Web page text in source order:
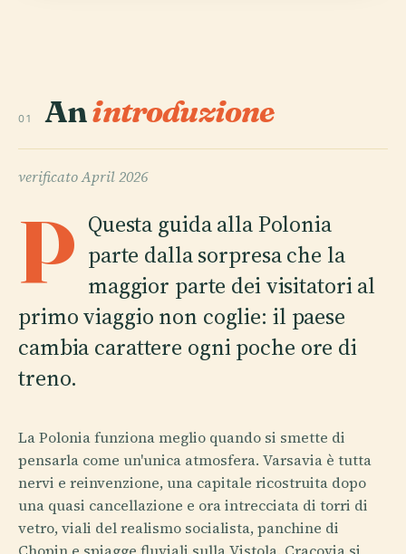
01 Anintroduzione
verificatoApril 2026
P Questa guida alla Polonia
parte dalla sorpresa che la
maggior parte dei visitatori al
primo viaggio non coglie: il paese
cambia carattere ogni poche ore di
treno.
La Polonia funziona meglio quando si smette di
pensarla come un'unica atmosfera. Varsavia è tutta
nervi e reinvenzione, una capitale ricostruita dopo
una quasi cancellazione e ora intrecciata di torri di
vetro, viali del realismo socialista, panchine di